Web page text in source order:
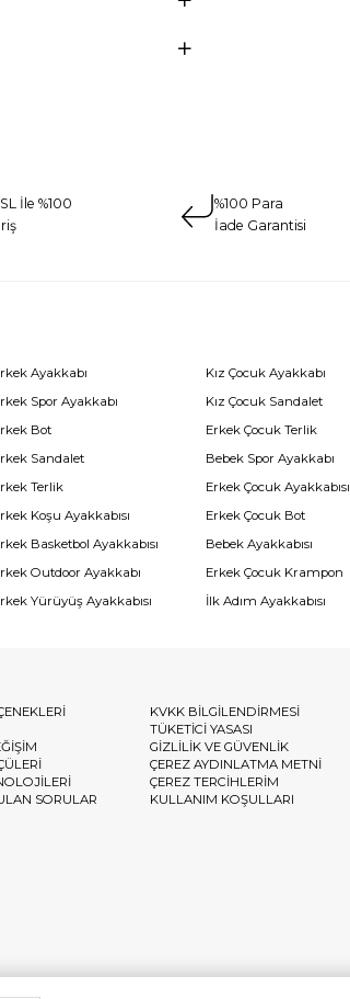
İle %100
%100 Para
İade Garantisi
Ayakkabı
Spor Ayakkabı
Bot
Sandalet
Terlik
Koşu Ayakkabısı
Basketbol Ayakkabısı
Outdoor Ayakkabı
Yürüyüş Ayakkabısı
Kız Çocuk Ayakkabı
Kız Çocuk Sandalet
Erkek Çocuk Terlik
Bebek Spor Ayakkabı
Erkek Çocuk Ayakkabısı
Erkek Çocuk Bot
Bebek Ayakkabısı
Erkek Çocuk Krampon
İlk Adım Ayakkabısı
SORULAR
KVKK BİLGİLENDİRMESİ
TÜKETİCİ YASASI
GİZLİLİK VE GÜVENLİK
ÇEREZ AYDINLATMA METNİ
ÇEREZ TERCİHLERİM
KULLANIM KOŞULLARI